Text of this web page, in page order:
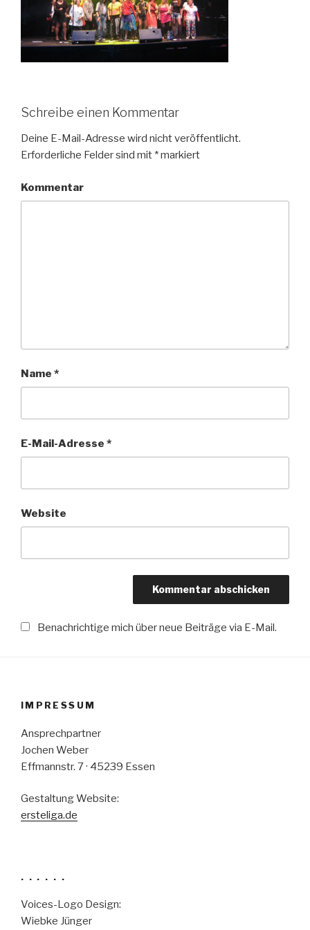
Schreibe einen Kommentar
Deine E-Mail-Adresse wird nicht veröffentlicht.
Erforderliche Felder sind mit *markiert
Kommentar
Name *
E-Mail-Adresse *
Website
Benachrichtige mich über neue Beiträge via E-Mail.
IMPRESSUM
Ansprechpartner
Jochen Weber
Effmannstr. 7 · 45239 Essen
Gestaltung Website:
ersteliga.de
. . . . . .
Voices-Logo Design:
Wiebke Jünger